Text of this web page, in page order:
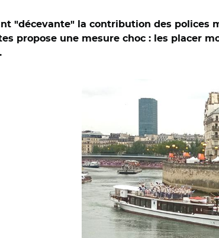
"décevante" la contribution des polices
propose une mesure choc : les placer